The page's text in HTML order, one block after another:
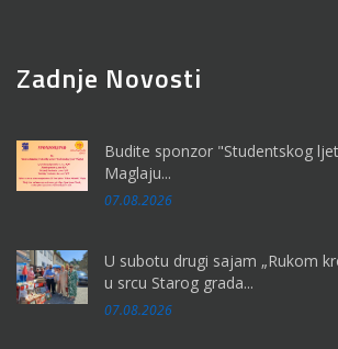
Zadnje Novosti
Budite sponzor "Studentskog
Maglaju...
07.08.2026
U subotu drugi sajam „Rukom
u srcu Starog grada...
07.08.2026